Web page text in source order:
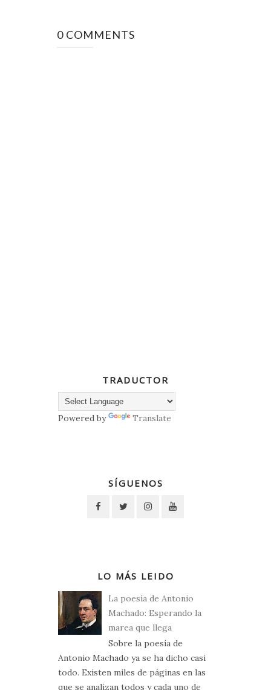
0 COMMENTS
TRADUCTOR
Powered by Translate
SÍGUENOS
LO MÁS LEIDO
La poesía de Antonio
Machado: Esperando la
marea que llega
Sobre la poesía de
Antonio Machado ya se ha dicho casi
todo. Existen miles de páginas en las
que se analizan todos y cada uno de